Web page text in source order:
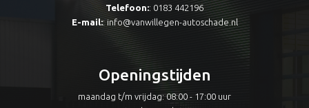
Telefoon:: 0183 442196
E-mail:: info@vanwillegen-autoschade.nl
Openingstijden
maandag t/m vrijdag: 08:00 - 17:00 uur